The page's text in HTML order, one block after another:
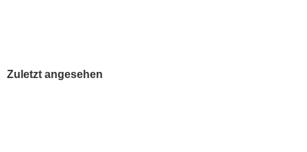
Zuletzt angesehen